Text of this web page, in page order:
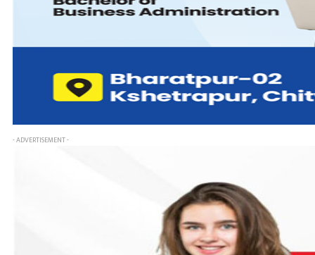
- ADVERTISEMENT -